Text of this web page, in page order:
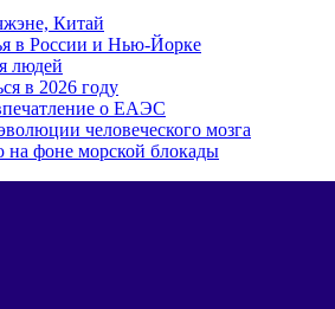
Китай
в России и Нью-Йорке
людей
в 2026 году
о ЕАЭС
человеческого мозга
фоне морской блокады